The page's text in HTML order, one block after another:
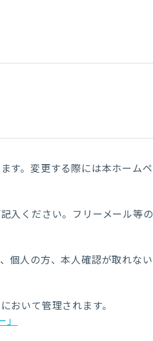
す。変更する際には本ホームペ
入ください。フリーメール等の
個人の方、本人確認が取れない
おいて管理されます。